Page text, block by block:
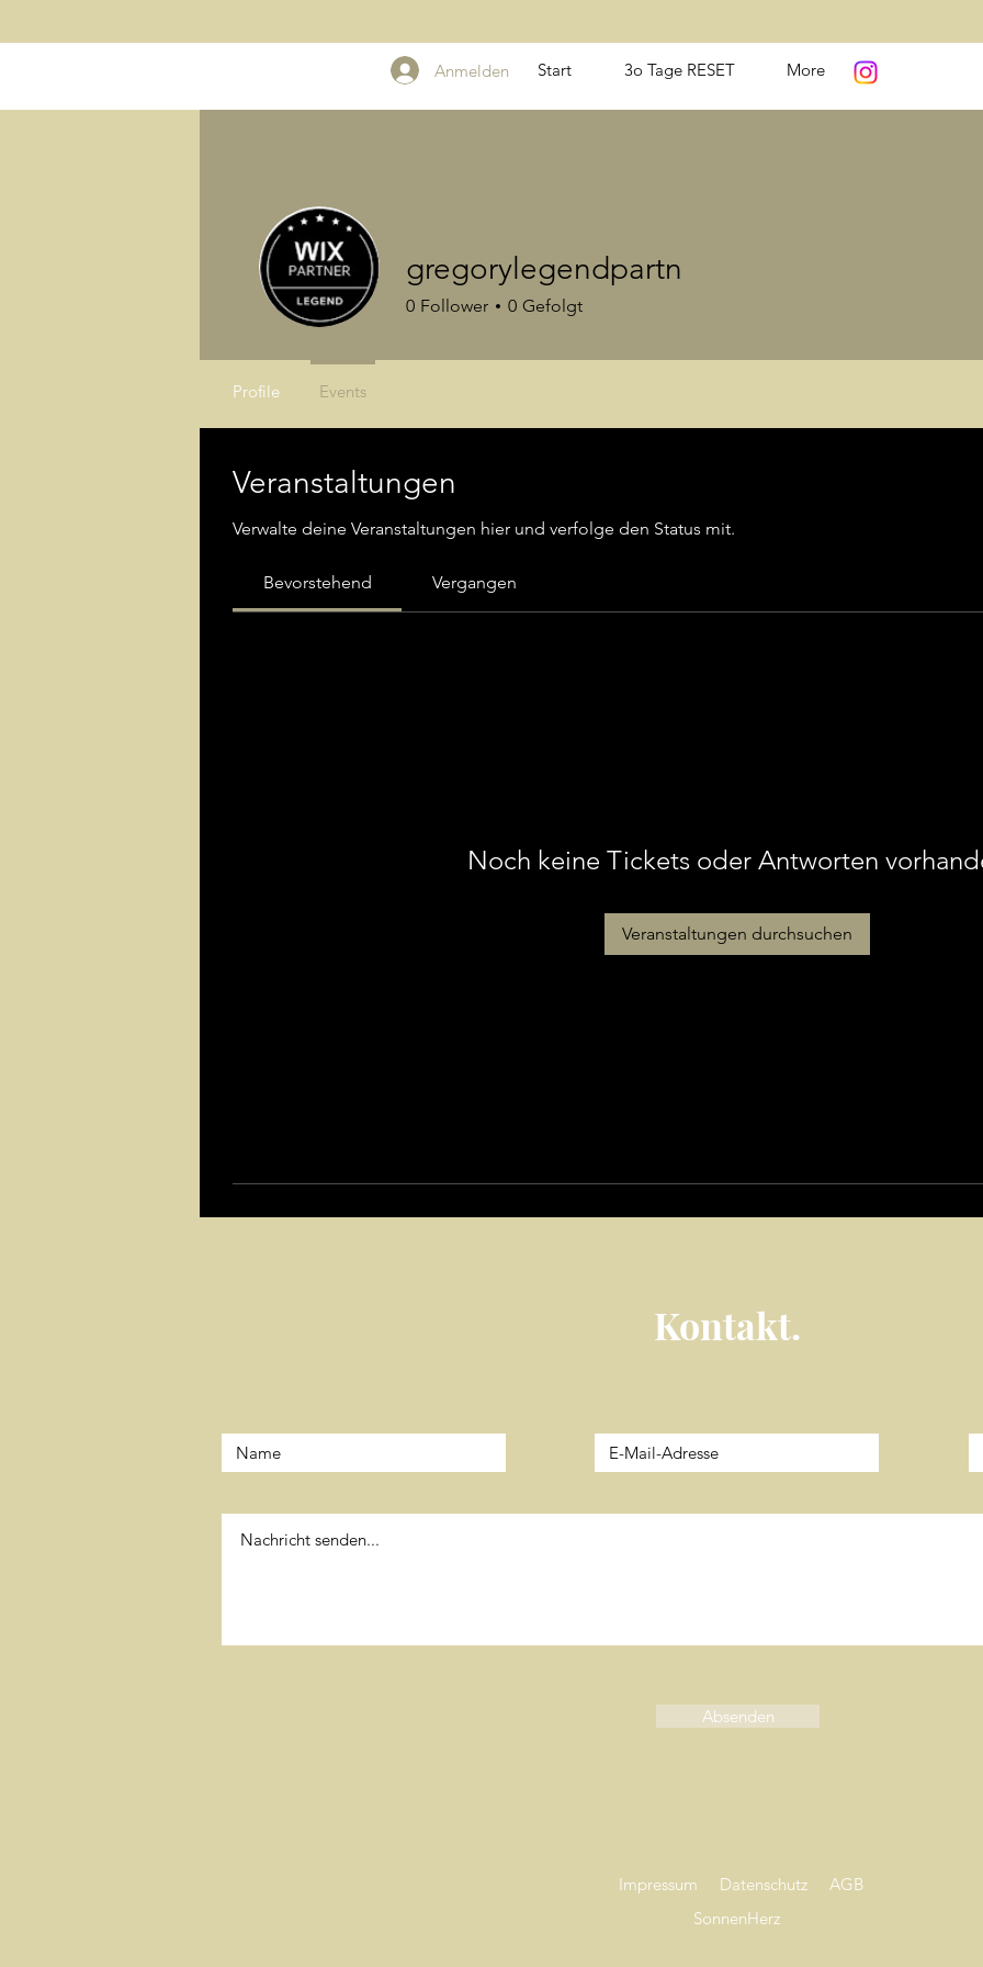
Start 3o Tage RESET More
Anmelden
Veranstaltungen
Verwalte deine Veranstaltungen hier und verfolge den Status mit.
Bevorstehend Vergangen
Noch keine Tickets oder Antworten
Veranstaltungen durchsuchen
gregorylegendpartn
0 Follower 0 Gefolgt
Profile Events
Kontakt.
Absenden
Impressum Datenschutz
AGB
SonnenHerz